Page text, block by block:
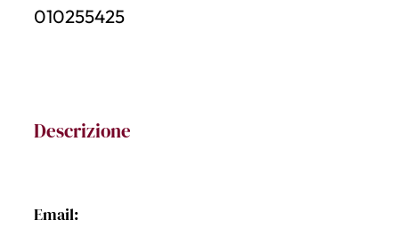
010255425
Descrizione
Email: